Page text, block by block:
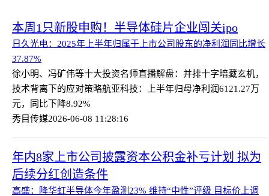
本周1只新股申购！半导体硅片企业闯关ipo
日久光电：2025年上半年归属于上市公司股东的净利润同比增长
37.87%
徐小明、冯矿伟等十大投资名师直播解盘：并排十字暗藏玄机，
技术背离下的应对策略航亚科技：上半年归母净利润6121.27万
元，同比下降8.92%
秀目传媒2026-06-08 11:28:16
年内8家上市公司披露资本公积金补亏计划 拟为
后续分红创造条件
高盛：降华虹半导体今年盈测23% 维持“中性”评级 目标价上调